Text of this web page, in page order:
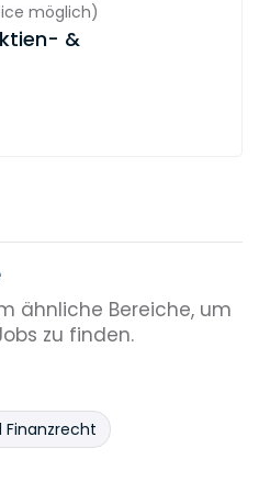
möglich)
&
ähnliche Bereiche, um
zu finden.
Finanzrecht